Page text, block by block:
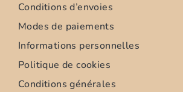
Conditions d’envoies
Modes de paiements
Informations personnelles
Politique de cookies
Conditions générales